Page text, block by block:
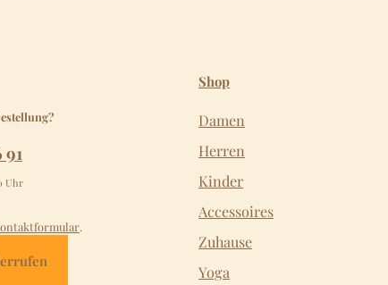
91
Uhr
.
Shop
Damen
Herren
Kinder
Accessoires
Zuhause
Yoga